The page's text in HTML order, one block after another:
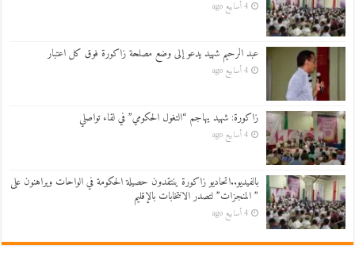
4 أسابيع ago
عبد الرحيم شهيد يدعو إلى وضع مصلحة زاكورة فوق كل اعتبار
4 أسابيع ago
زاكورة: شهيد يهاجم “التغول الحكومي” في لقاء تواصلي
4 أسابيع ago
بالفيديو..اتحاديو زاكورة ينتقدون حصيلة الحكومة في الواحات ويراهنون على
” المنجزات” لتصدر الانتخابات بالإقليم
4 أسابيع ago